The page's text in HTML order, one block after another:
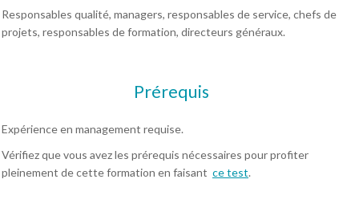
Responsables qualité, managers, responsables de service, chefs de
projets, responsables de formation, directeurs généraux.
Prérequis
Expérience en management requise.
Vérifiez que vous avez les prérequis nécessaires pour profiter
pleinement de cette formation en faisant ce test.